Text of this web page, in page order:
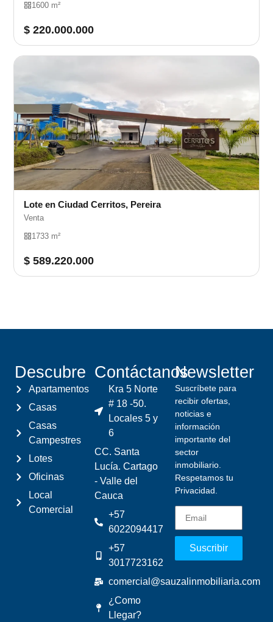
1600 m²
$ 220.000.000
Lote en Ciudad Cerritos, Pereira
Venta
1733 m²
$ 589.220.000
Descubre
Apartamentos
Casas
Casas
Campestres
Lotes
Oficinas
Local
Comercial
Contáctanos
Kra 5 Norte
# 18 -50.
Locales 5 y
6
CC. Santa
Lucía. Cartago
- Valle del
Cauca
+57
6022094417
+57
3017723162
comercial@sauzalinmobiliaria.com
¿Como
Llegar?
Newsletter
Suscríbete para
recibir ofertas,
noticias e
información
importante del
sector
inmobiliario.
Respetamos tu
Privacidad.
Suscribir